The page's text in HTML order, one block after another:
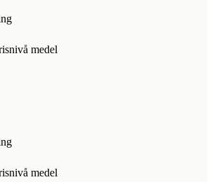
medel
medel